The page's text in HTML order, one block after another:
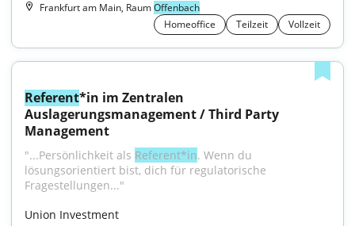
Frankfurt am Main, RaumOffenbach
Homeoffice
Teilzeit Vollzeit
Referent*in im Zentralen
Auslagerungsmanagement / Third Party
Management
"...Persönlichkeit als Referent*in. Wenn du
lösungsorientiert bist, dich für regulatorische
Fragestellungen..."
Union Investment